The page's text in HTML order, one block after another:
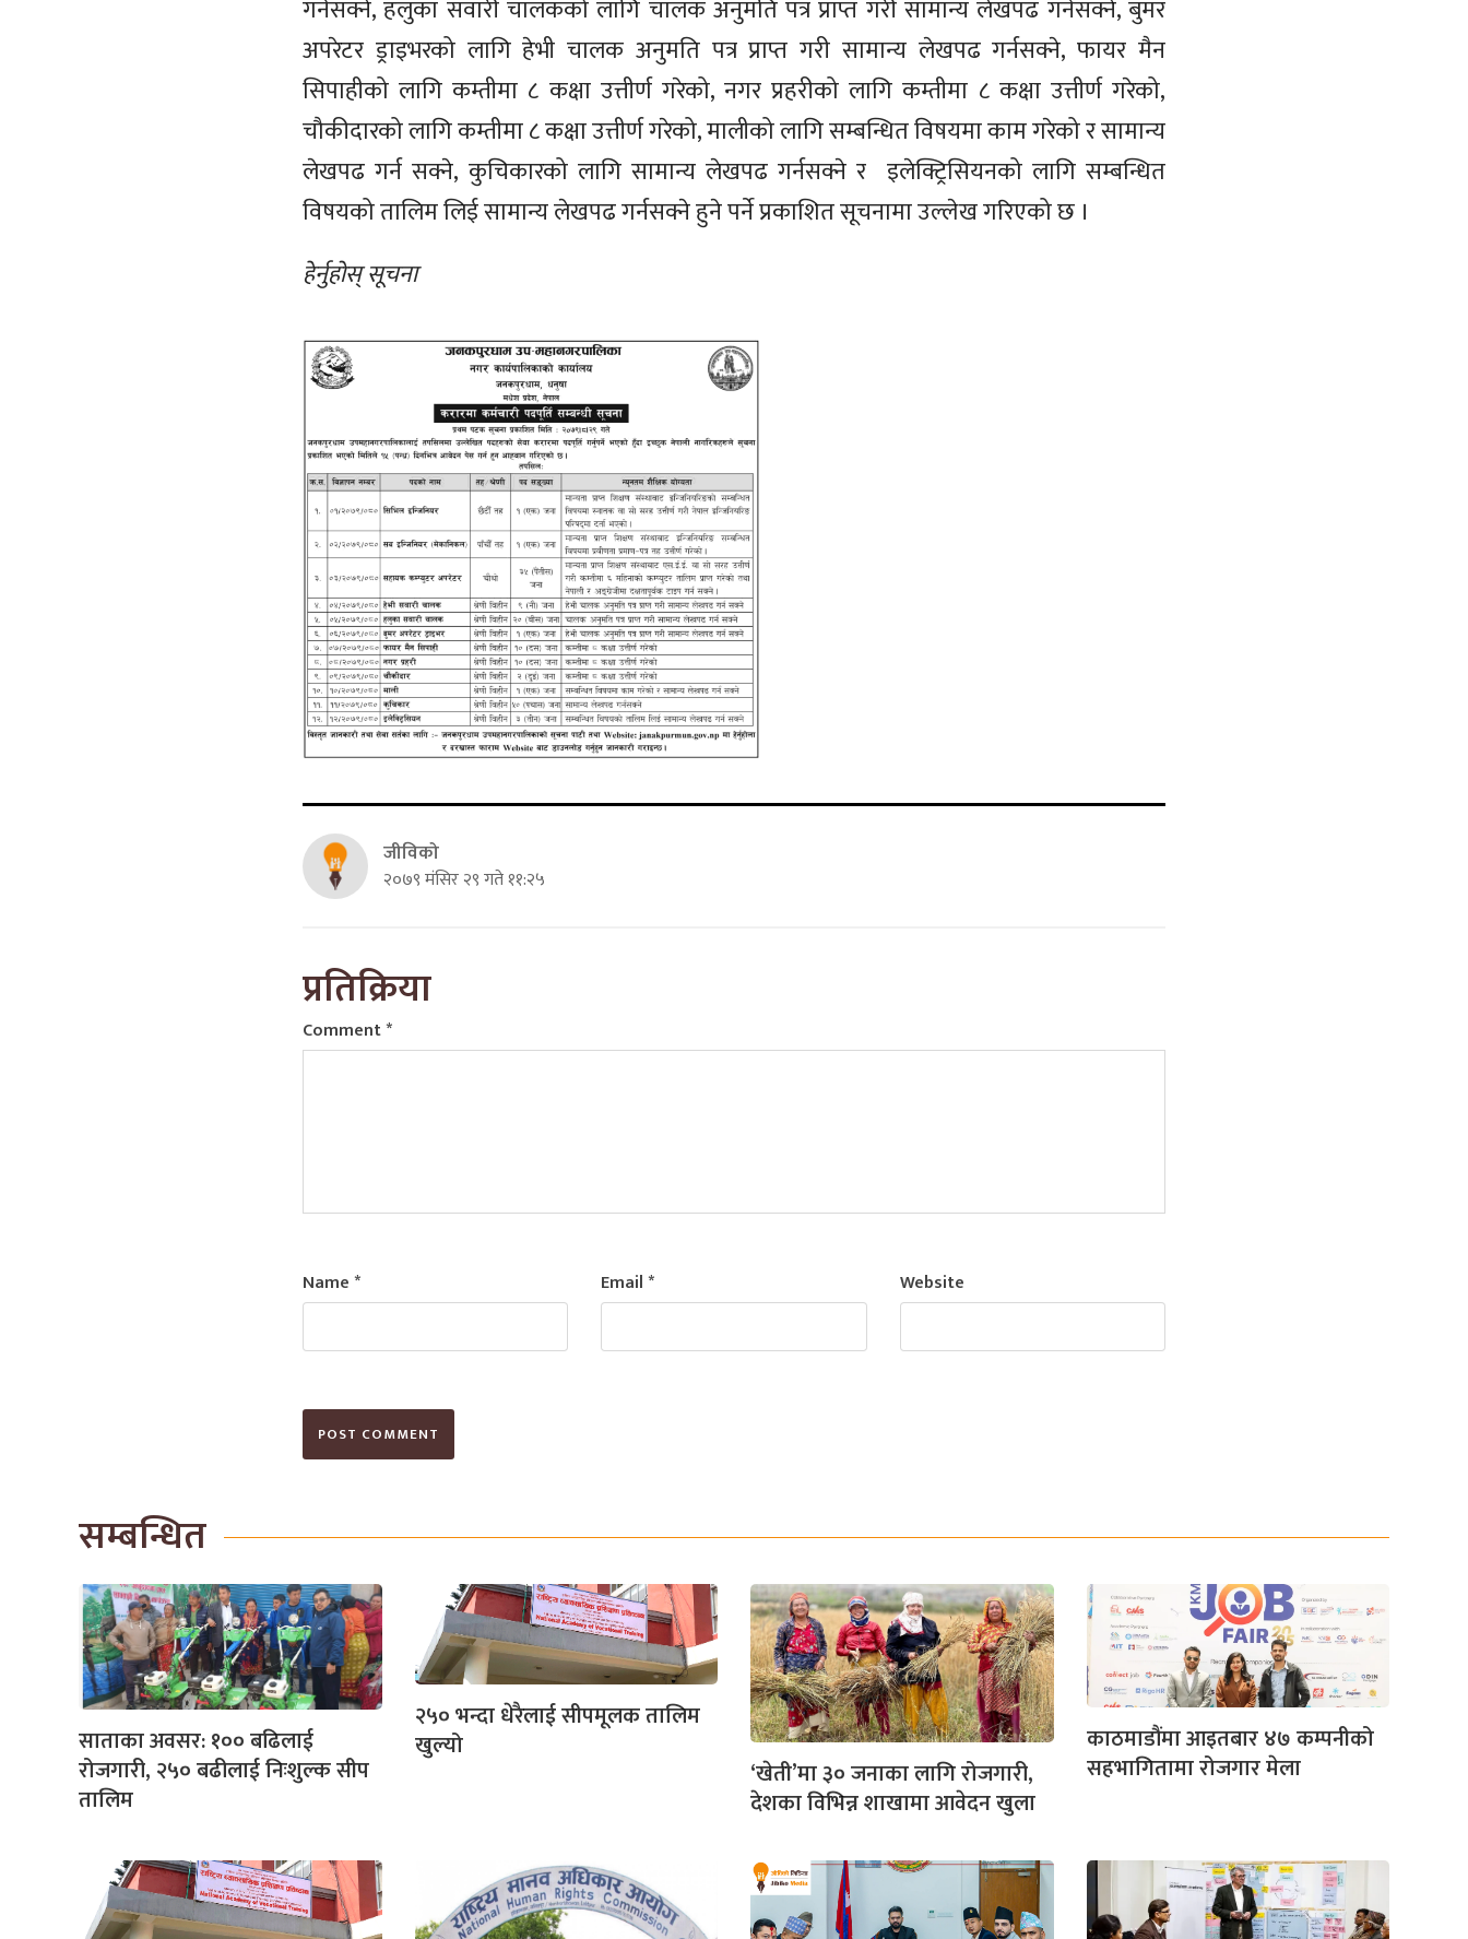
गर्नसक्ने, हलुका सवारी चालकको लागि चालक अनुमति पत्र प्राप्त गरी सामान्य लेखपढ गर्नसक्ने, बुमर
अपरेटर ड्राइभरको लागि हेभी चालक अनुमति पत्र प्राप्त गरी सामान्य लेखपढ गर्नसक्ने, फायर मैन
सिपाहीको लागि कम्तीमा ८ कक्षा उत्तीर्ण गरेको, नगर प्रहरीको लागि कम्तीमा ८ कक्षा उत्तीर्ण गरेको,
चौकीदारको लागि कम्तीमा ८ कक्षा उत्तीर्ण गरेको, मालीको लागि सम्बन्धित विषयमा काम गरेको र सामान्य
लेखपढ गर्न सक्ने, कुचिकारको लागि सामान्य लेखपढ गर्नसक्ने र इलेक्ट्रिसियनको लागि सम्बन्धित
विषयको तालिम लिई सामान्य लेखपढ गर्नसक्ने हुने पर्ने प्रकाशित सूचनामा उल्लेख गरिएको छ ।
हेर्नुहोस् सूचना
जीविको
२०७९ मंसिर २९ गते ११:२५
प्रतिक्रिया
Comment*
Name* Email* Website
सम्बन्धित
साताका अवसर: १०० बढिलाई
रोजगारी, २५० बढीलाई निःशुल्क सीप
तालिम
२५० भन्दा धेरैलाई सीपमूलक तालिम
खुल्यो
‘खेती’मा ३० जनाका लागि रोजगारी,
देशका विभिन्न शाखामा आवेदन खुला
काठमाडौंमा आइतबार ४७ कम्पनीको
सहभागितामा रोजगार मेला